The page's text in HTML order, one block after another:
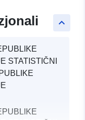
keyboard_arrow_up
STATISTIČNI